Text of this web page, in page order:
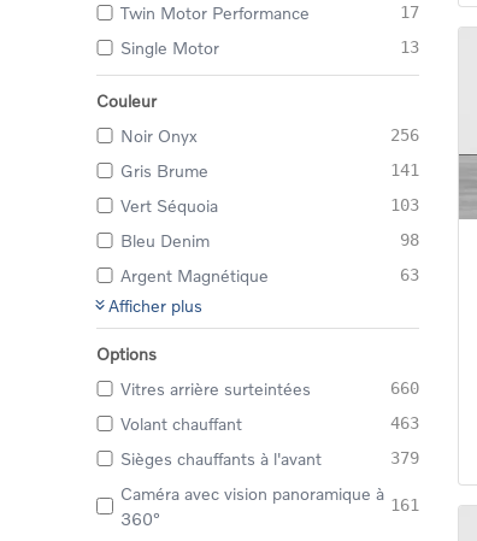
Twin Motor Performance 17
Single Motor 13
Couleur
Noir Onyx
256
Gris Brume 141
Vert Séquoia 103
Bleu Denim 98
Argent Magnétique 63
Afficher plus
Options
Vitres arrière surteintées
660
Volant chauffant 463
Sièges chauffants à l'avant 379
Caméra avec vision panoramique à
360°
161